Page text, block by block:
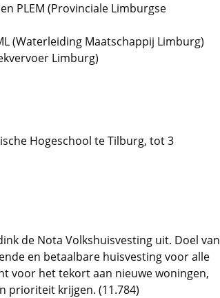
PLEM (Provinciale Limburgse
(Waterleiding Maatschappij Limburg)
Limburg)
Hogeschool te Tilburg, tot 3
de Nota Volkshuisvesting uit. Doel van
en betaalbare huisvesting voor alle
voor het tekort aan nieuwe woningen,
prioriteit krijgen. (11.784)